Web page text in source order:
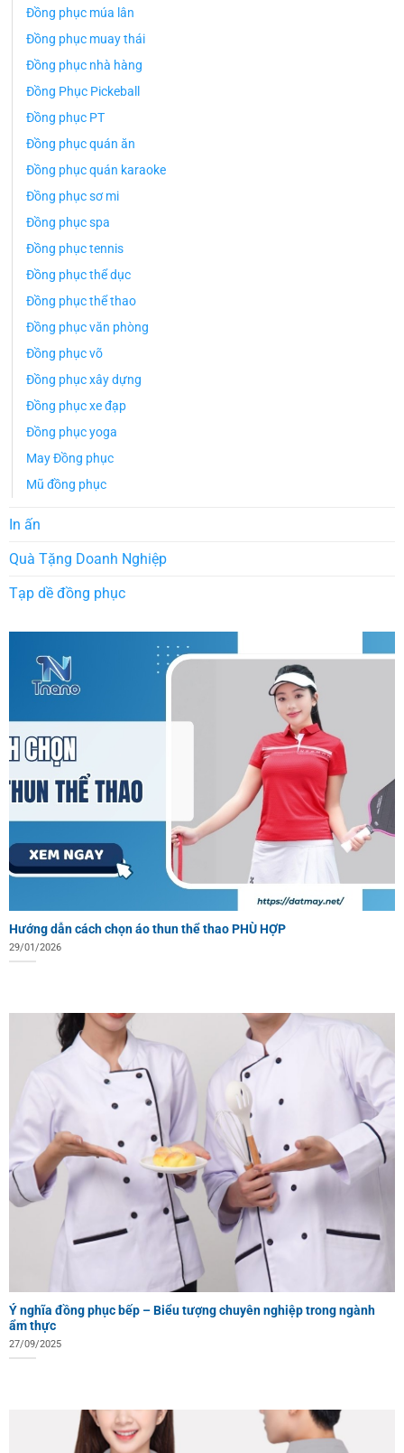
Đồng phục múa lân
Đồng phục muay thái
Đồng phục nhà hàng
Đồng Phục Pickeball
Đồng phục PT
Đồng phục quán ăn
Đồng phục quán karaoke
Đồng phục sơ mi
Đồng phục spa
Đồng phục tennis
Đồng phục thể dục
Đồng phục thể thao
Đồng phục văn phòng
Đồng phục võ
Đồng phục xây dựng
Đồng phục xe đạp
Đồng phục yoga
May Đồng phục
Mũ đồng phục
In ấn
Quà Tặng Doanh Nghiệp
Tạp dề đồng phục
Hướng dẫn cách chọn áo thun thể thao PHÙ HỢP
29/01/2026
Ý nghĩa đồng phục bếp – Biểu tượng chuyên nghiệp trong ngành
ẩm thực
27/09/2025